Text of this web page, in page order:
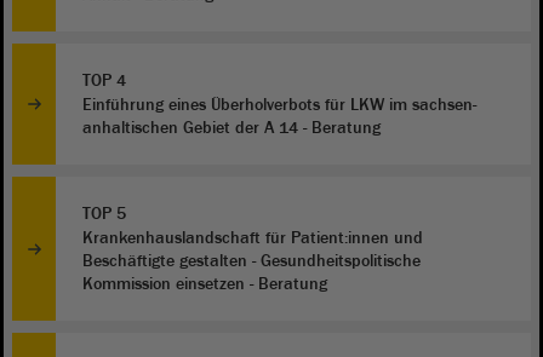
TOP 4
Einführung eines Überholverbots für LKW im sachsen-
anhaltischen Gebiet der A 14 - Beratung
TOP 5
Krankenhauslandschaft für Patient:innen und
Beschäftigte gestalten - Gesundheitspolitische
Kommission einsetzen - Beratung